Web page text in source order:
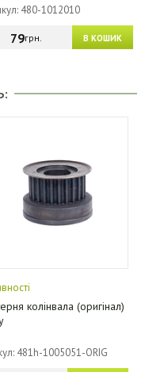
480-1012010
В КОШИК
79грн.
колінвала (оригінал)
481h-1005051-ORIG